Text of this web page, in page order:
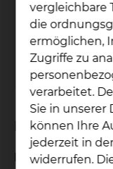
Dr. S. Fahlbusch:
vergleichbare
die
ermöglichen,
Zugriffe zu
verarbeitet.
Sie in unserer
können Ihre
jederzeit in
widerrufen.